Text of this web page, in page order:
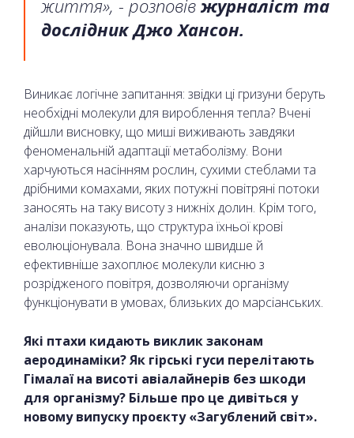
життя», - розповівжурналіст та
дослідник Джо Хансон.
Виникає логічне запитання: звідки ці гризуни беруть
необхідні молекули для вироблення тепла? Вчені
дійшли висновку, що миші виживають завдяки
феноменальній адаптації метаболізму. Вони
харчуються насінням рослин, сухими стеблами та
дрібними комахами, яких потужні повітряні потоки
заносять на таку висоту з нижніх долин. Крім того,
аналізи показують, що структура їхньої крові
еволюціонувала. Вона значно швидше й
ефективніше захоплює молекули кисню з
розрідженого повітря, дозволяючи організму
функціонувати в умовах, близьких до марсіанських.
Які птахи кидають виклик законам
аеродинаміки? Як гірські гуси перелітають
Гімалаї на висоті авіалайнерів без шкоди
для організму? Більше про це дивіться у
новому випуску проєкту «Загублений світ».